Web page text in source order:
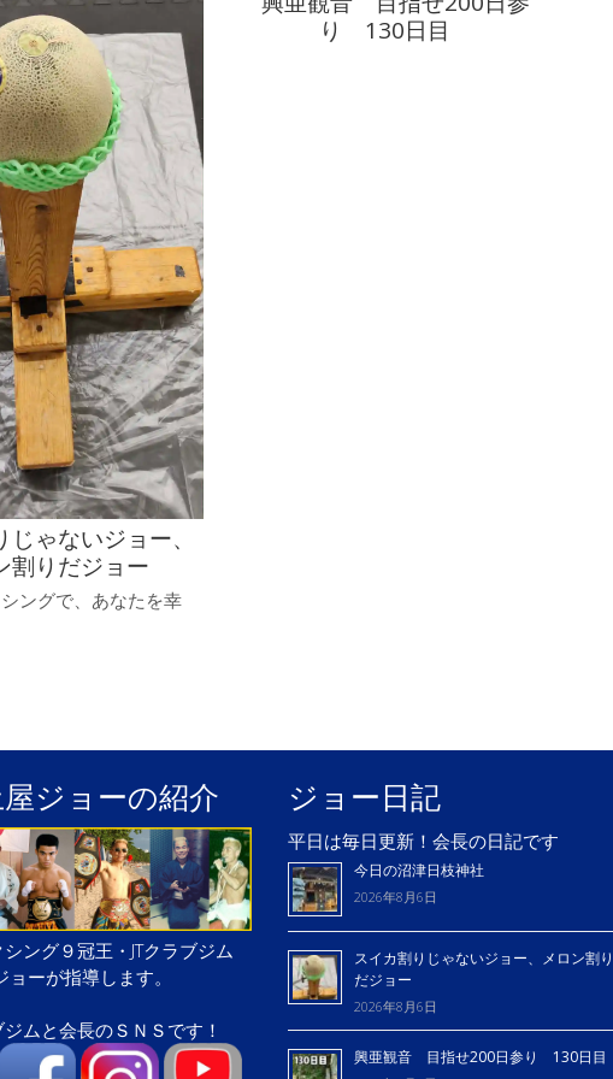
ゃないジョー、
割りだジョー
ングで、あなたを幸
り 130日目
ジョーの紹介
ング９冠王・JTクラブジム
ーが指導します。
ムと会長のＳＮＳです！
ジョー日記
平日は毎日更新！会長の日記です
今日の沼津日枝神社
2026年8月6日
スイカ割りじゃないジョー、メロン割り
だジョー
2026年8月6日
興亜観音 目指せ200日参り 130日目